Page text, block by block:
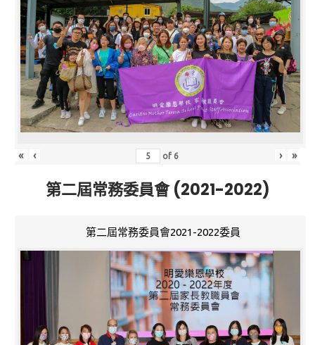
« ‹ of 6 › »
第二屆常務委員會 (2021-2022)
第二屆常務委員會2021-2022委員